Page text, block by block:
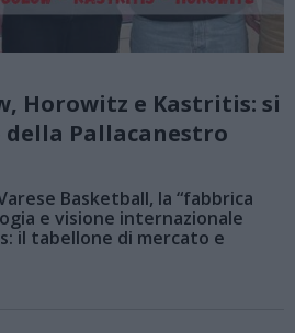
Horowitz e Kastritis: si
Pallacanestro
Basketball, la “fabbrica
e visione internazionale
il tabellone di mercato e